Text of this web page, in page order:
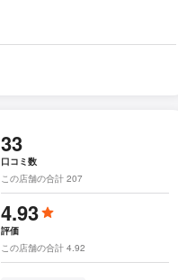
33
口コミ数
この店舗の合計 207
4.93
評価
この店舗の合計 4.92